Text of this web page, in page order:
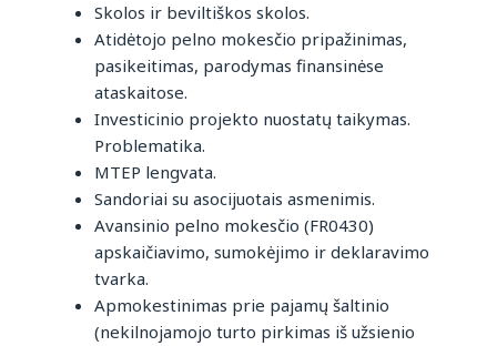
Skolos ir beviltiškos skolos.
Atidėtojo pelno mokesčio pripažinimas,
pasikeitimas, parodymas finansinėse
ataskaitose.
Investicinio projekto nuostatų taikymas.
Problematika.
MTEP lengvata.
Sandoriai su asocijuotais asmenimis.
Avansinio pelno mokesčio (FR0430)
apskaičiavimo, sumokėjimo ir deklaravimo
tvarka.
Apmokestinimas prie pajamų šaltinio
(nekilnojamojo turto pirkimas iš užsienio